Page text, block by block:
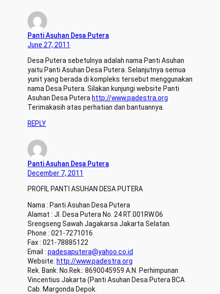
Panti Asuhan Desa Putera
June 27, 2011
Desa Putera sebetulnya adalah nama Panti Asuhan
yaitu Panti Asuhan Desa Putera. Selanjutnya semua
yunit yang berada di kompleks tersebut menggunakan
nama Desa Putera. Silakan kunjungi website Panti
Asuhan Desa Putera http://www.padestra.org
Terimakasih atas perhatian dan bantuannya.
REPLY
Panti Asuhan Desa Putera
December 7, 2011
PROFIL PANTI ASUHAN DESA PUTERA
Nama : Panti Asuhan Desa Putera
Alamat : Jl. Desa Putera No. 24 RT.001RW.06
Srengseng Sawah Jagakarsa Jakarta Selatan.
Phone : 021-7271016
Fax : 021-78885122
Email : padesaputera@yahoo.co.id
Website: http://www.padestra.org
Rek. Bank: No.Rek.: 8690045959 A.N. Perhimpunan
Vincentius Jakarta (Panti Asuhan Desa Putera BCA
Cab. Margonda Depok.